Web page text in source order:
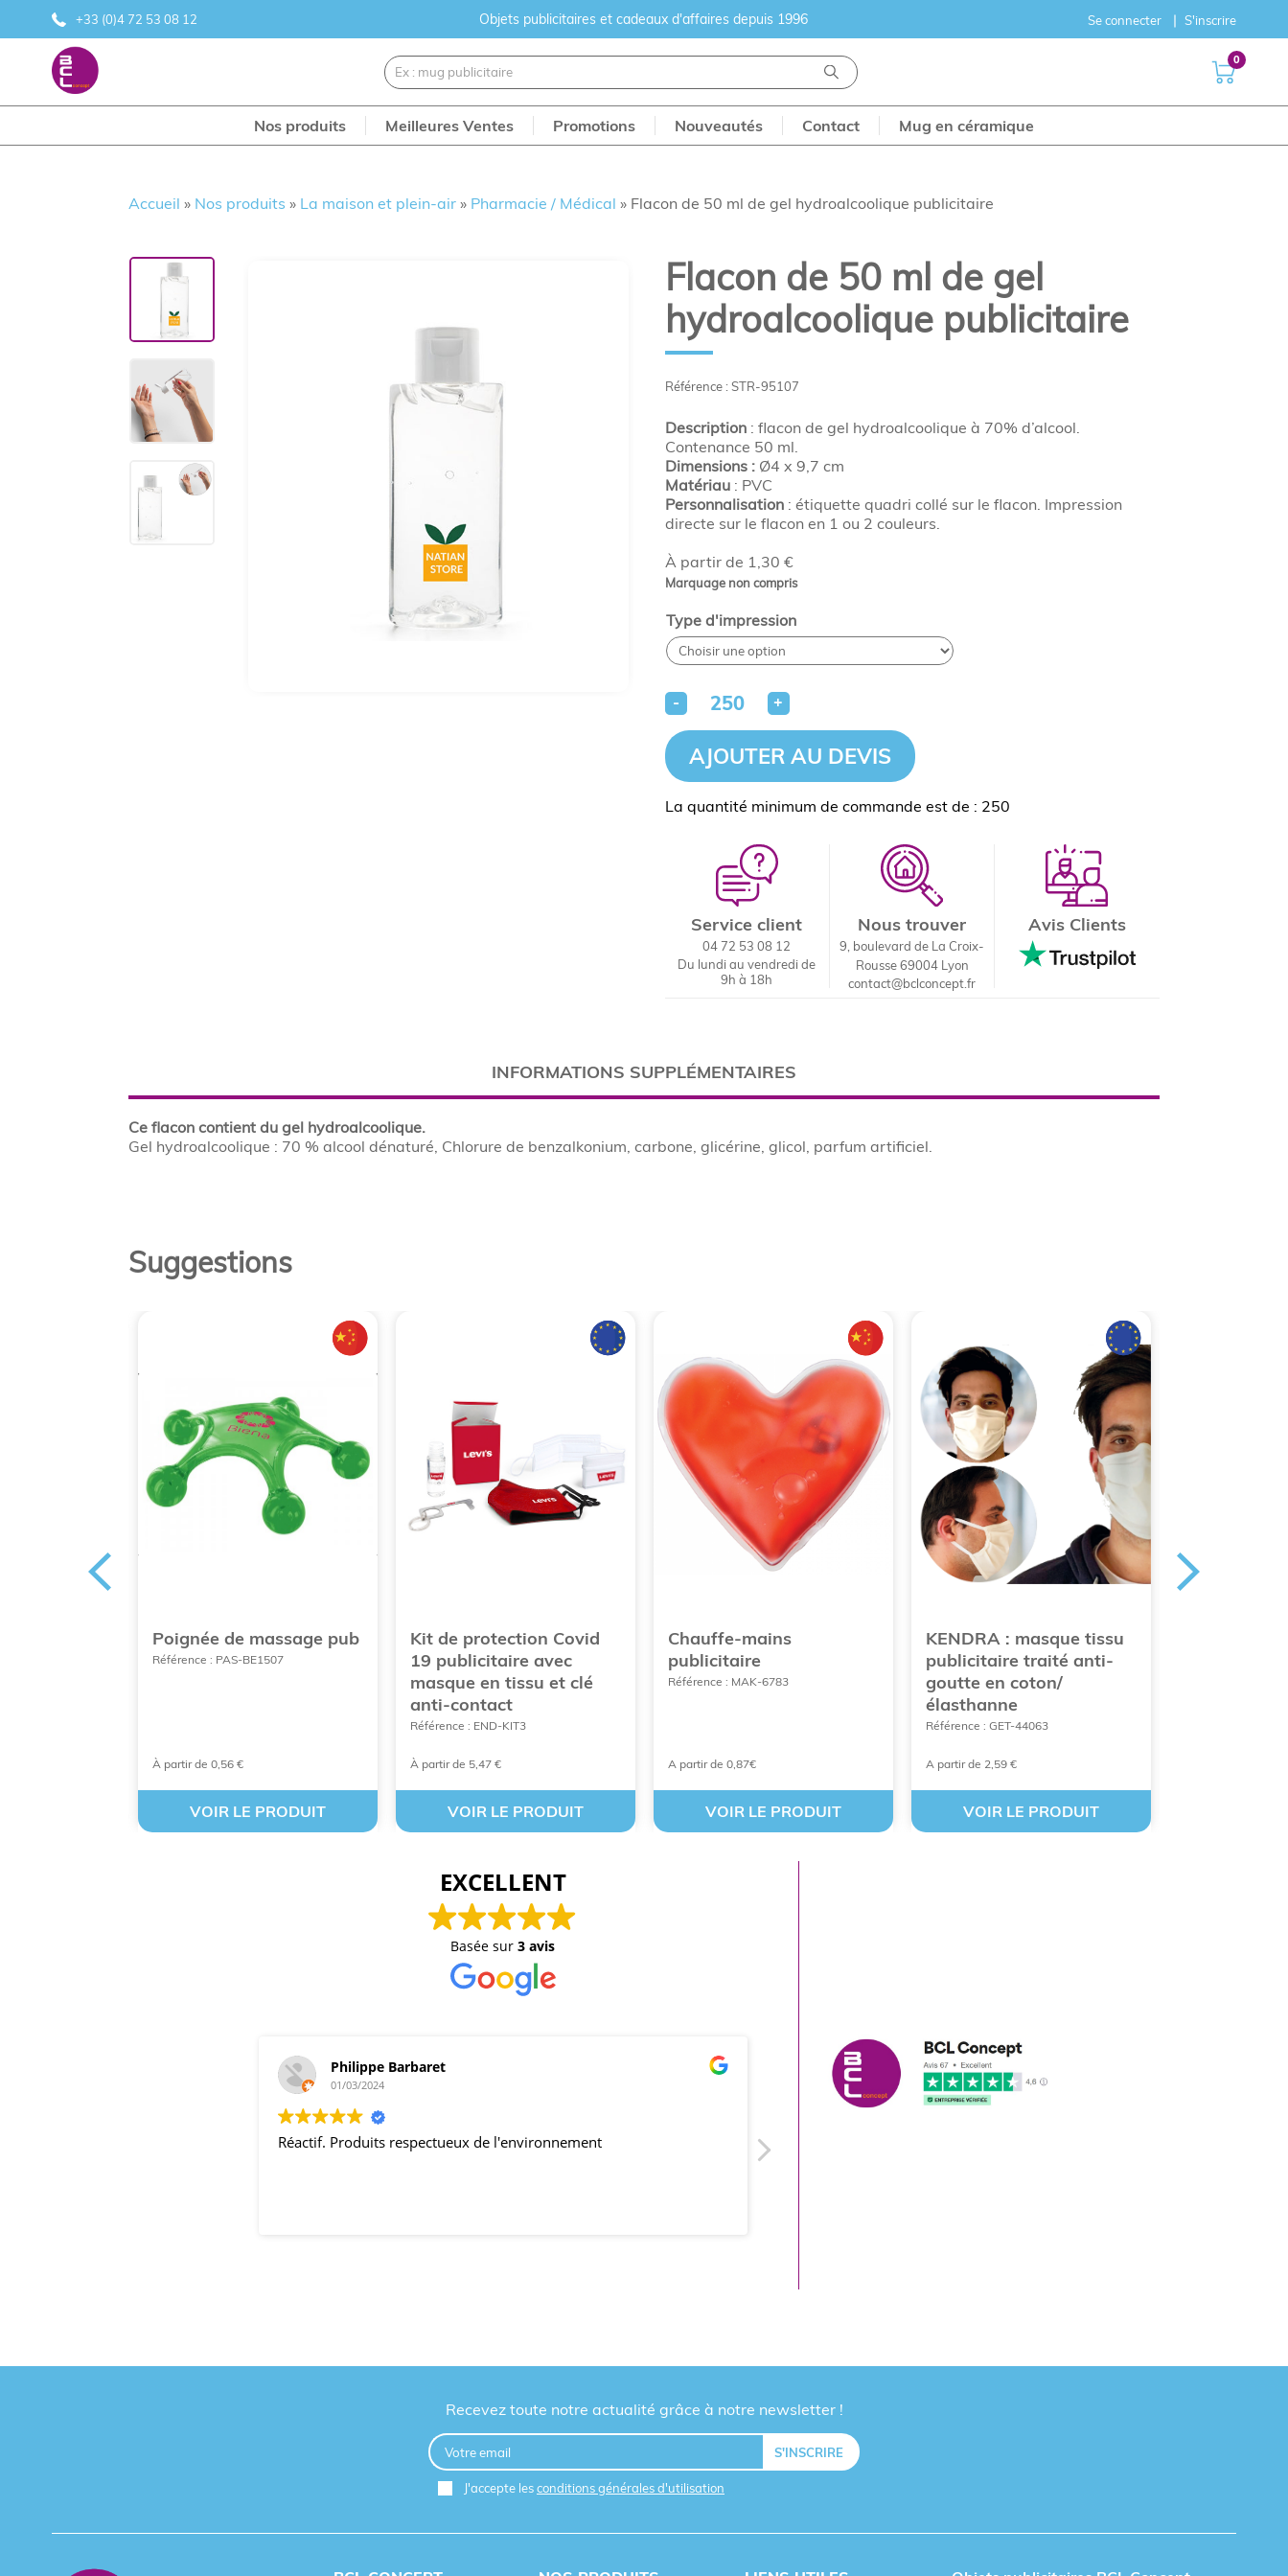
+33 (0)4 72 53 08 12 Objets publicitaires et cadeaux d'affaires depuis 1996 Se connecter S'inscrire
0
Nos produits Meilleures Ventes Promotions Nouveautés Contact Mug en céramique
Accueil » Nos produits » La maison et plein-air » Pharmacie / Médical » Flacon de 50 ml de gel hydroalcoolique publicitaire
Référence : STR-95107
À partir de 1,30 €
Marquage non compris
Flacon de 50 ml de gel
hydroalcoolique publicitaire
Description: flacon de gel hydroalcoolique à 70% d’alcool.
Contenance 50 ml.
Dimensions : Ø4 x 9,7 cm
Matériau: PVC
Personnalisation: étiquette quadri collé sur le flacon. Impression
directe sur le flacon en 1 ou 2 couleurs.
Type d'impression
- +
AJOUTER AU DEVIS
La quantité minimum de commande est de : 250
Service client
04 72 53 08 12
Du lundi au vendredi de
9h à 18h
Nous trouver
9, boulevard de La Croix-
Rousse 69004 Lyon
contact@bclconcept.fr
Avis Clients
INFORMATIONS SUPPLÉMENTAIRES
Ce flacon contient du gel hydroalcoolique.
Gel hydroalcoolique : 70 % alcool dénaturé, Chlorure de benzalkonium, carbone, glicérine, glicol, parfum artificiel.
Suggestions
Poignée de massage pub
Référence : PAS-BE1507
À partir de 0,56 €
VOIR LE PRODUIT
Kit de protection Covid
19 publicitaire avec
masque en tissu et clé
anti-contact
Référence : END-KIT3
À partir de 5,47 €
VOIR LE PRODUIT
Chauffe-mains
publicitaire
Référence : MAK-6783
A partir de 0,87€
VOIR LE PRODUIT
KENDRA : masque tissu
publicitaire traité anti-
goutte en coton/
élasthanne
Référence : GET-44063
A partir de 2,59 €
VOIR LE PRODUIT
EXCELLENT
Basée sur3 avis
Philippe Barbaret
01/03/2024
Réactif. Produits respectueux de l'environnement
marcus leleu
21/03/2018
Recevez toute notre actualité grâce à notre newsletter !
J'accepte lesconditions générales d'utilisation